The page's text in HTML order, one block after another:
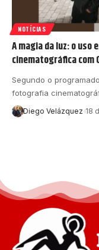
NOTÍCIAS
A magia da luz: o
cinematográfica com
Segundo o
fotografia
Diego Velázquez 18